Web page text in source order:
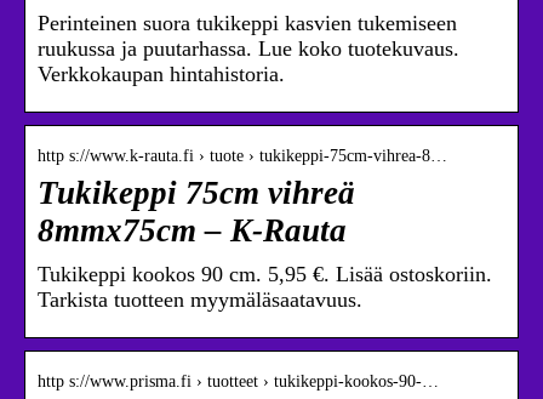
Perinteinen suora tukikeppi kasvien tukemiseen
ruukussa ja puutarhassa. Lue koko tuotekuvaus.
Verkkokaupan hintahistoria.
http s://www.k-rauta.fi › tuote › tukikeppi-75cm-vihrea-8…
Tukikeppi 75cm vihreä
8mmx75cm – K-Rauta
Tukikeppi kookos 90 cm. 5,95 €. Lisää ostoskoriin.
Tarkista tuotteen myymäläsaatavuus.
http s://www.prisma.fi › tuotteet › tukikeppi-kookos-90-…